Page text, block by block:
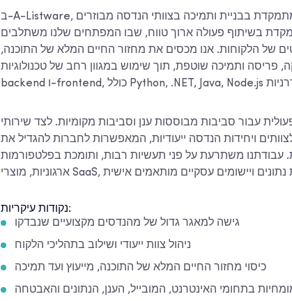
ב-A-Listware, אנו פועלים כחברת פיתוח תוכנה וייעוץ המתמקדת בבניית ותמיכה בצוותי הנדסה מבוזרים
בשיתוף פעולה ארוך טווח, שבו המפתחים שלנו משתלבים
של הלקוחות. אנו מכסים את מחזור החיים המלא של התוכנה,
פריסה ותמיכה שוטפת, תוך שימוש במגוון רחב של טכנולוגיות
עבור סביבות מבוססות ענן וסביבות מקומיות. לצד שירותי
ויחידות הנדסה ייעודיות, המאפשרות לחברות להגדיל את
עבודתנו משתרעת על פני תעשיות רבות, ותומכת בפלטפורמות
נקודות עיקריות:
גישה למאגר גדול של מהנדסים מקצועיים שנבדקו
ניהול צוות ייעודי ושילוב בתהליכי הלקוח
כיסוי מחזור החיים המלא של התוכנה, מייעוץ ועד תמיכה
בתחומי האינטרנט, המובייל, הענן, הנתונים והאבטחה